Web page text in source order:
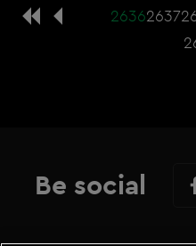
26362637
Be social